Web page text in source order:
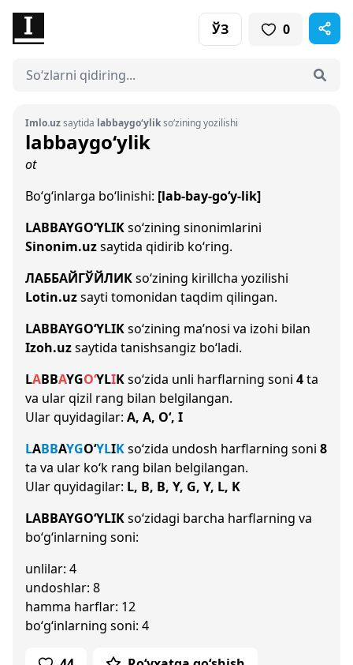
ЎЗ 0
Imlo.uzsaytida labbaygo‘ylikso‘zining yozilishi
labbaygo‘ylik
ot
Bo‘g‘inlarga bo‘linishi: [lab-bay-go‘y-lik]
LABBAYGO‘YLIKso‘zining sinonimlarini
Sinonim.uzsaytida qidirib ko‘ring.
ЛАББАЙГЎЙЛИКso‘zining kirillcha yozilishi
Lotin.uzsayti tomonidan taqdim qilingan.
LABBAYGO‘YLIKso‘zining ma’nosi va izohi bilan
Izoh.uzsaytida tanishsangiz bo‘ladi.
LABBAYGO‘YLIKso‘zida unli harflarning soni 4ta
va ular qizil rang bilan belgilangan.
Ular quyidagilar: A, A, O‘, I
LABBAYGO‘YLIKso‘zida undosh harflarning soni 8
ta va ular ko‘k rang bilan belgilangan.
Ular quyidagilar: L, B, B, Y, G, Y, L, K
LABBAYGO‘YLIKso‘zidagi barcha harflarning va
bo‘g‘inlarning soni:
unlilar: 4
undoshlar: 8
hamma harflar: 12
bo‘g‘inlarning soni: 4